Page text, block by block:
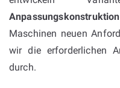
Maschinen neuen
wir die erforderlichen
durch.